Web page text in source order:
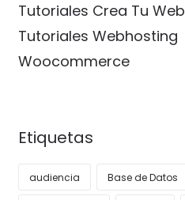
Tutoriales Crea Tu Web
Tutoriales Webhosting
Woocommerce
Etiquetas
audiencia Base de Datos